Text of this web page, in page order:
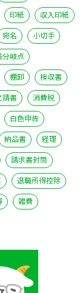
印紙
収入印紙
宛名
小切手
分岐点
棚卸
検収書
請書
消費税
白色申告
納品書
経理
請求書封筒
退職所得控除
雑費